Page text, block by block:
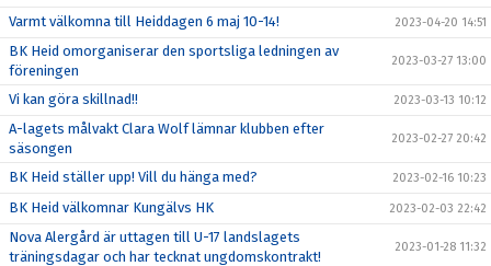
Varmt välkomna till Heiddagen 6 maj 10-14! 2023-04-20 14:51
BK Heid omorganiserar den sportsliga ledningen av
föreningen
2023-03-27 13:00
Vi kan göra skillnad!! 2023-03-13 10:12
A-lagets målvakt Clara Wolf lämnar klubben efter
säsongen
2023-02-27 20:42
BK Heid ställer upp! Vill du hänga med? 2023-02-16 10:23
BK Heid välkomnar Kungälvs HK 2023-02-03 22:42
Nova Alergård är uttagen till U-17 landslagets
träningsdagar och har tecknat ungdomskontrakt!
2023-01-28 11:32